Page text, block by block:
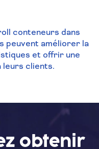
conteneurs dans
peuvent améliorer la
et offrir une
leurs clients.
obtenir